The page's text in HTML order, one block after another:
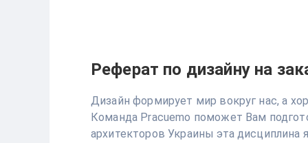
Реферат по дизайну на
Дизайн формирует мир вокруг нас, а
Команда Pracuemo поможет Вам
архитекторов Украины эта дисциплина